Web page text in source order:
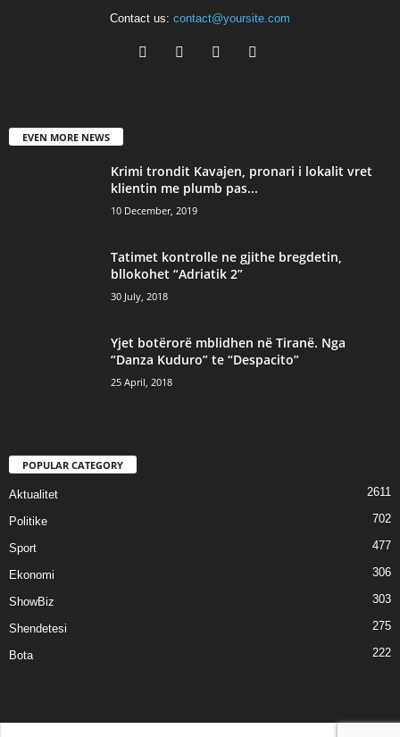
Contact us: contact@yoursite.com
EVEN MORE NEWS
Krimi trondit Kavajen, pronari i lokalit vret
klientin me plumb pas...
10 December, 2019
Tatimet kontrolle ne gjithe bregdetin,
bllokohet “Adriatik 2”
30 July, 2018
Yjet botërorë mblidhen në Tiranë. Nga
“Danza Kuduro” te “Despacito”
25 April, 2018
POPULAR CATEGORY
Aktualitet 2611
Politike 702
Sport 477
Ekonomi 306
ShowBiz 303
Shendetesi 275
Bota 222